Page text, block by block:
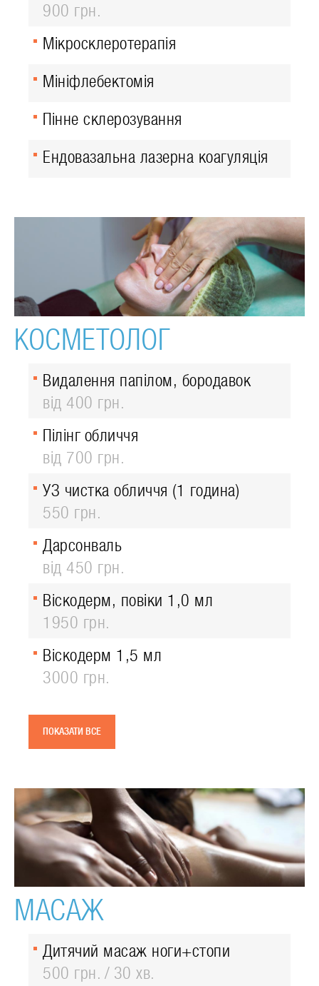
900 грн.
Мікросклеротерапія
Мініфлебектомія
Пінне склерозування
Ендовазальна лазерна коагуляція
КОСМЕТОЛОГ
Видалення папілом, бородавок
від 400 грн.
Пілінг обличчя
від 700 грн.
УЗ чистка обличчя (1 година)
550 грн.
Дарсонваль
від 450 грн.
Віскодерм, повіки 1,0 мл
1950 грн.
Віскодерм 1,5 мл
3000 грн.
ПОКАЗАТИ ВСЕ
МАСАЖ
Дитячий масаж ноги+стопи
500 грн.
30 хв.